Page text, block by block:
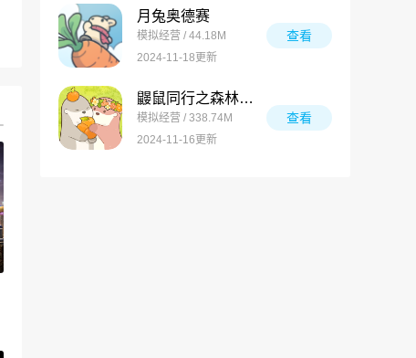
月兔奥德赛
模拟经营 / 44.18M
2024-11-18更新
查看
鼹鼠同行之森林之家万圣节版
模拟经营 / 338.74M
2024-11-16更新
查看